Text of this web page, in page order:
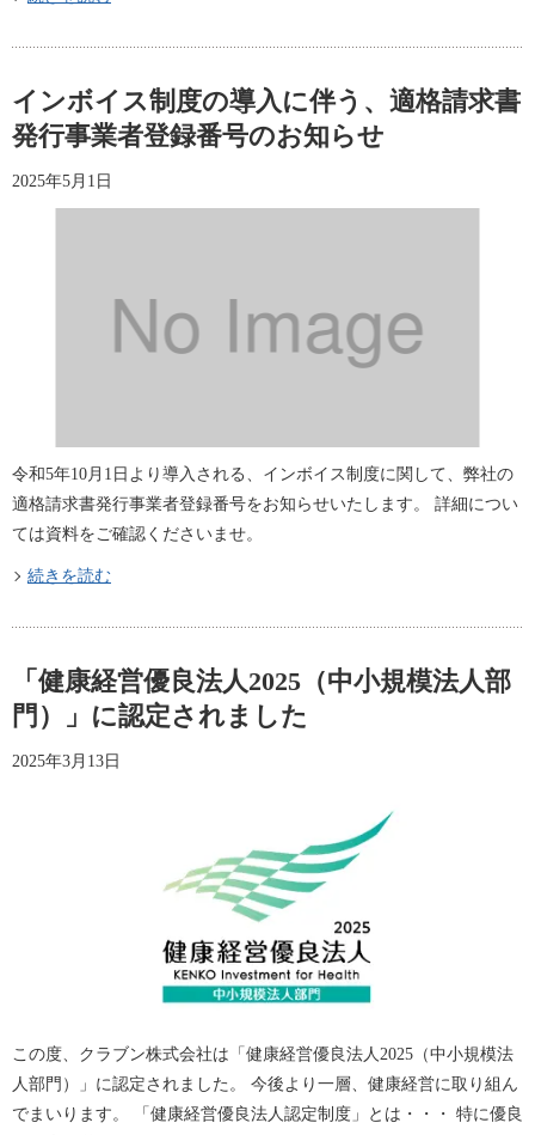
インボイス制度の導入に伴う、適格請求書
発行事業者登録番号のお知らせ
2025年5月1日
令和5年10月1日より導入される、インボイス制度に関して、弊社の
適格請求書発行事業者登録番号をお知らせいたします。 詳細につい
ては資料をご確認くださいませ。
続きを読む
「健康経営優良法人2025（中小規模法人部
門）」に認定されました
2025年3月13日
この度、クラブン株式会社は「健康経営優良法人2025（中小規模法
人部門）」に認定されました。 今後より一層、健康経営に取り組ん
でまいります。 「健康経営優良法人認定制度」とは・・・ 特に優良